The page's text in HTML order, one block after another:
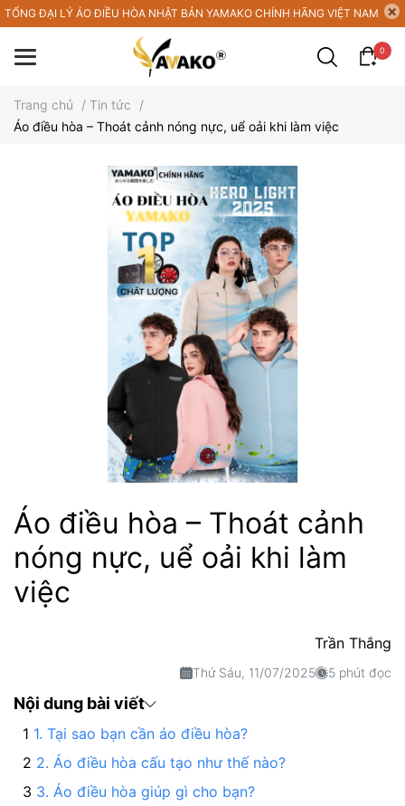
TỔNG ĐẠI LÝ ÁO ĐIỀU HÒA NHẬT BẢN YAMAKO CHÍNH HÃNG VIỆT NAM
0
Trang chủ / Tin tức
/
Áo điều hòa – Thoát cảnh nóng nực, uể oải khi làm việc
Áo điều hòa – Thoát cảnh
nóng nực, uể oải khi làm
việc
Trần Thắng
Thứ Sáu, 11/07/2025 5 phút đọc
Nội dung bài viết
1. Tại sao bạn cần áo điều hòa?
2. Áo điều hòa cấu tạo như thế nào?
3. Áo điều hòa giúp gì cho bạn?